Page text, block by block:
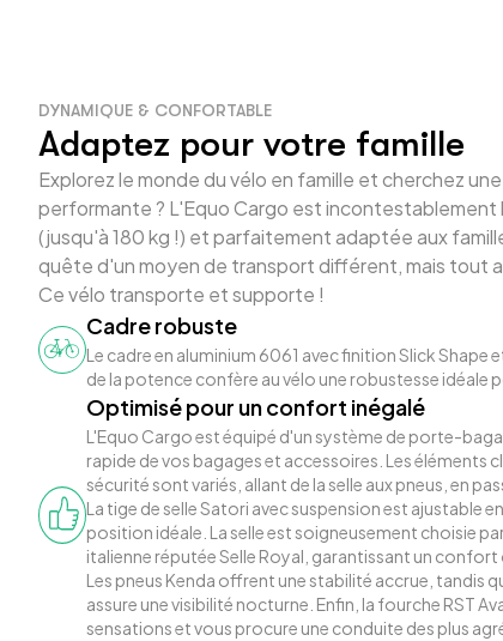
DYNAMIQUE & CONFORTABLE
Adaptez pour votre famille
Explorez le monde du vélo en famille et cherchez
performante ? L'Equo Cargo est incontestablement
(jusqu'à 180 kg !) et parfaitement adaptée aux
quête d'un moyen de transport différent, mais tout
Ce vélo transporte et supporte !
Cadre robuste
Le cadre en aluminium 6061 avec finition Slick Shape
de la potence confère au vélo une robustesse idéale
Optimisé pour un confort inégalé
L'Equo Cargo est équipé d'un système de porte-
rapide de vos bagages et accessoires. Les éléments
sécurité sont variés, allant de la selle aux pneus, en
La tige de selle Satori avec suspension est ajustable
position idéale. La selle est soigneusement choisie
italienne réputée Selle Royal, garantissant un
Les pneus Kenda offrent une stabilité accrue, tandis
assure une visibilité nocturne. Enfin, la fourche RST
sensations et vous procure une conduite des plus